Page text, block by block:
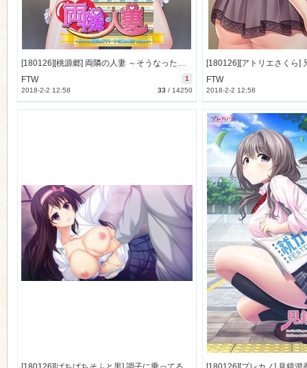
[180126][桃源郷] 両隣の人妻 ～そうなった理由（わけ）はアパートの壁が薄かったから～ [144M Lossless] [988796]
1
FTW
33 / 14250
2018-2-2 12:58
FTW
2018-2-2 12:58